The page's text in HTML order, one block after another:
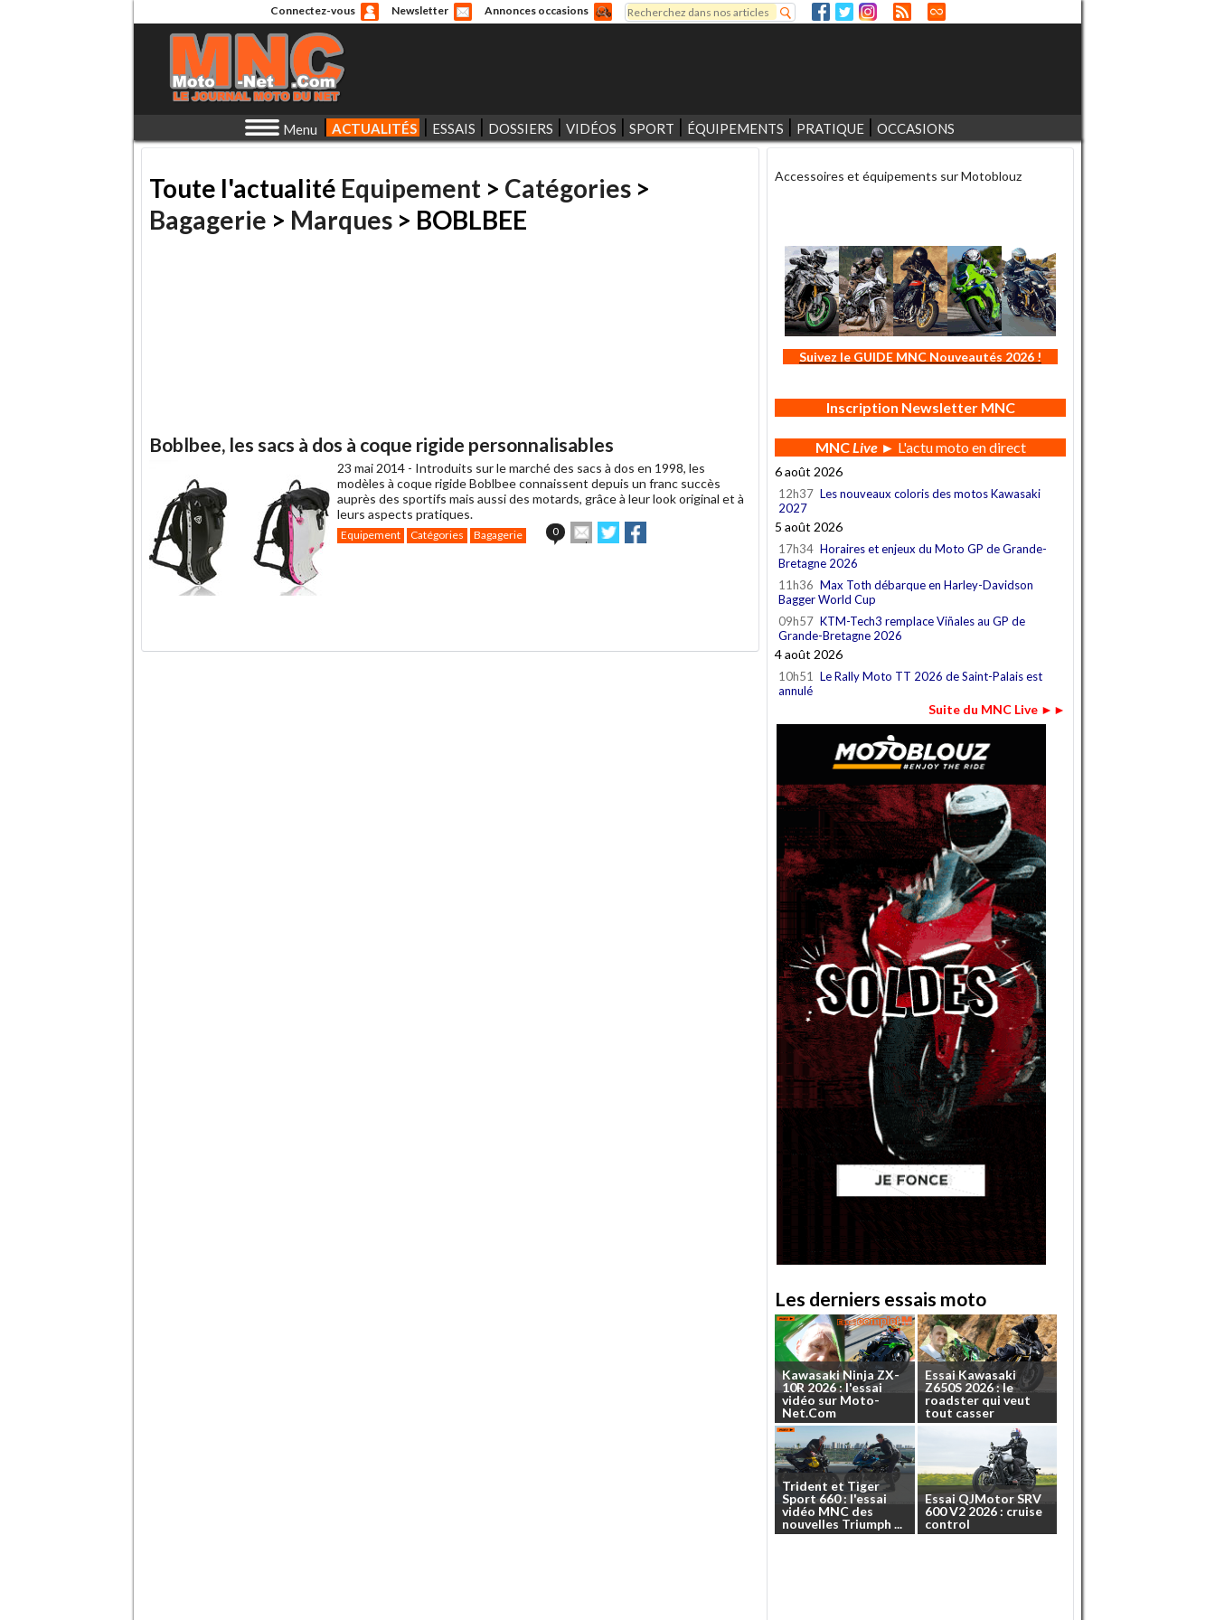
Connectez-vous Newsletter Annonces occasions
Formulaire de recherche
Rechercher
Menu ACTUALITÉS ESSAIS DOSSIERS VIDÉOS SPORT ÉQUIPEMENTS PRATIQUE OCCASIONS
Toute l'actualité Equipement > Catégories >
Bagagerie > Marques > BOBLBEE
Boblbee, les sacs à dos à coque rigide personnalisables
23 mai 2014 - Introduits sur le marché des sacs à dos en 1998, les
modèles à coque rigide Boblbee connaissent depuis un franc succès
auprès des sportifs mais aussi des motards, grâce à leur look original et à
leurs aspects pratiques.
Equipement Catégories Bagagerie 0
Envoyer
cet
Partager
sur sur
Accessoires et équipements sur Motoblouz
Suivez le GUIDE MNC Nouveautés 2026 !
Inscription Newsletter MNC
MNCLive► L'actu moto en direct
6 août 2026
12h37 Les nouveaux coloris des motos Kawasaki
2027
5 août 2026
17h34 Horaires et enjeux du Moto GP de Grande-
Bretagne 2026
11h36 Max Toth débarque en Harley-Davidson
Bagger World Cup
09h57 KTM-Tech3 remplace Viñales au GP de
Grande-Bretagne 2026
4 août 2026
10h51
Le Rally Moto TT 2026 de Saint-Palais est
annulé
Suite du MNC Live ►►
Les derniers essais moto
KawasakiNinja ZX-
10R2026: l'essai
vidéo sur Moto-
Net.Com
EssaiKawasaki
Z650S 2026:le
roadster qui veut
tout casser
Trident etTiger
Sport660:l'essai
vidéo MNC des
nouvelles Triumph ...
Essai QJMotorSRV
600V2 2026 : cruise
control